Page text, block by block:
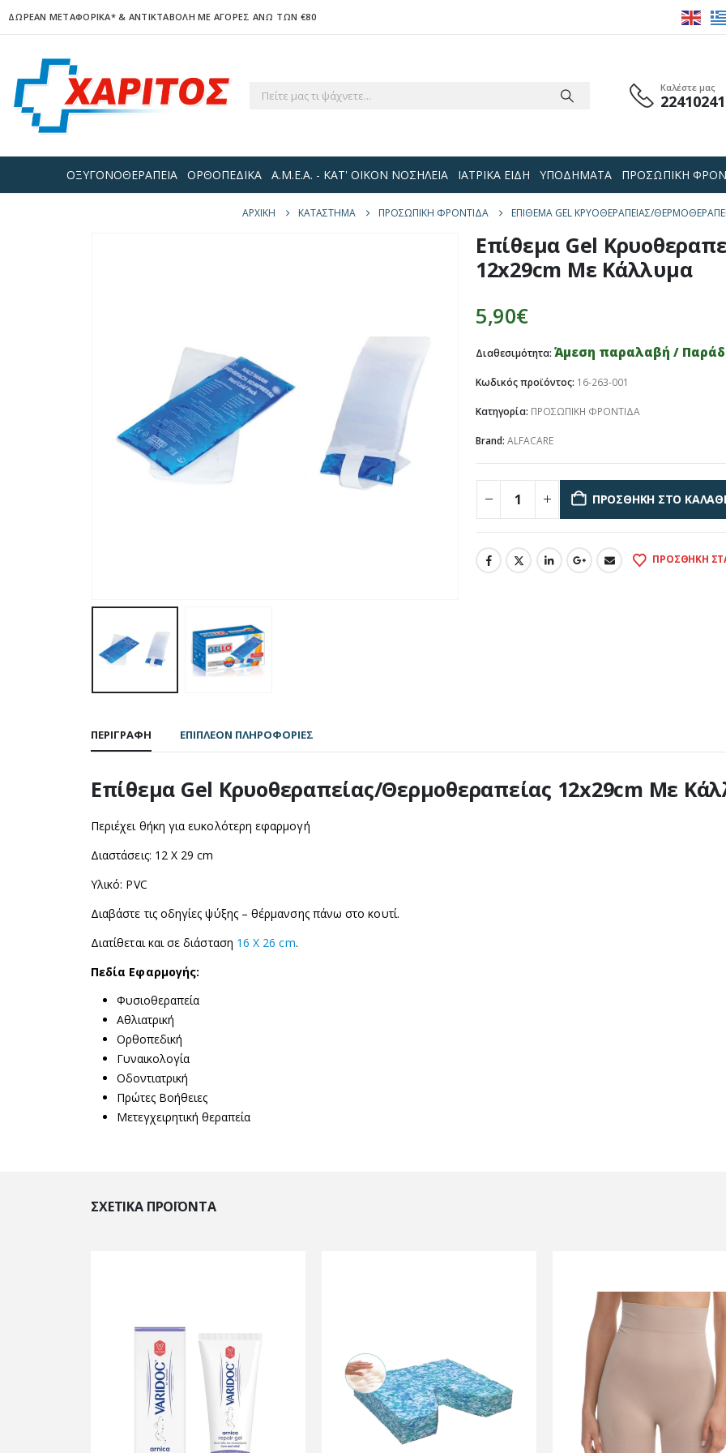
ΔΩΡΕΑΝ ΜΕΤΑΦΟΡΙΚΑ*& ΑΝΤΙΚΤΑΒΟΛΗ ΜΕ ΑΓΟΡΕΣ ΑΝΩ ΤΩΝ €80
Καλέστε μας
ΟΞΥΓΟΝΟΘΕΡΑΠΕΙΑ ΟΡΘΟΠΕΔΙΚΑ Α.Μ.Ε.Α. - ΚΑΤ' ΟΙΚΟΝ ΝΟΣΗΛΕΙΑ ΙΑΤΡΙΚΑ ΕΙΔΗ ΥΠΟΔΗΜΑΤΑ ΠΡΟΣΩΠΙΚΗ
ΑΡΧΙΚΉ ΚΑΤΆΣΤΗΜΑ ΠΡΟΣΩΠΙΚΗ ΦΡΟΝΤΙΔΑ ΕΠΊΘΕΜΑ GEL ΚΡΥΟΘΕΡΑΠΕΊΑΣ/
Επίθεμα Gel
12x29cm Με Κάλλυμα
5,90€
Διαθεσιμότητα: Άμεση παραλαβή /
Κωδικός προϊόντος: 16-263-001
Κατηγορία: ΠΡΟΣΩΠΙΚΗ ΦΡΟΝΤΙΔΑ
Brand: ALFACARE
ΠΡΟΣΘΉΚΗ ΣΤΟ ΚΑΛΆΘΙ
ΠΡΟΣΘΉΚΗ
ΠΕΡΙΓΡΑΦΉ ΕΠΙΠΛΈΟΝ ΠΛΗΡΟΦΟΡΊΕΣ
Επίθεμα Gel Κρυοθεραπείας/Θερμοθεραπείας 12x29cm Με
Περιέχει θήκη για ευκολότερη εφαρμογή
Διαστάσεις: 12 Χ 29 cm
Υλικό: PVC
Διαβάστε τις οδηγίες ψύξης – θέρμανσης πάνω στο κουτί.
Διατίθεται και σε διάσταση 16 X 26 cm.
Πεδία Εφαρμογής:
Φυσιοθεραπεία
Αθλιατρική
Ορθοπεδική
Γυναικολογία
Οδοντιατρική
Πρώτες Βοήθειες
Μετεγχειρητική θεραπεία
ΣΧΕΤΙΚΆ ΠΡΟΪΌΝΤΑ